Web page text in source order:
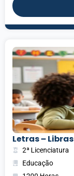
Letras – Libras
2ª Licenciatura
Educação